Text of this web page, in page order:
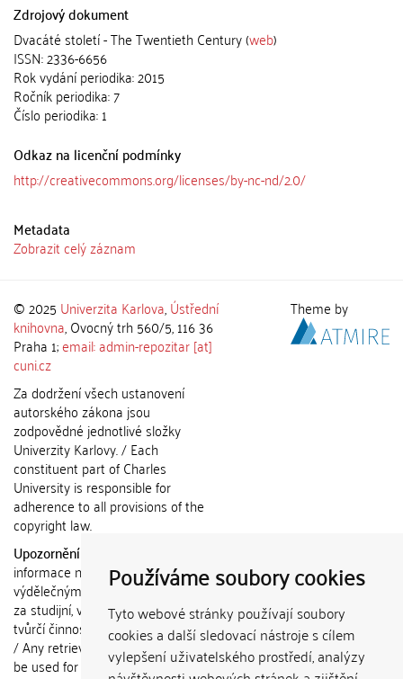
Používáme soubory cookies
Tyto webové stránky používají soubory
cookies a další sledovací nástroje s cílem
vylepšení uživatelského prostředí, analýzy
Zdrojový dokument
Dvacáté století - The Twentieth Century (web)
ISSN: 2336-6656
Rok vydání periodika: 2015
Ročník periodika: 7
Číslo periodika: 1
Odkaz na licenční podmínky
http://creativecommons.org/licenses/by-nc-nd/2.0/
Metadata
Zobrazit celý záznam
© 2025 Univerzita Karlova,Ústřední
knihovna, Ovocný trh 560/5, 116 36
Praha 1;email: admin-repozitar [at]
cuni.cz
Za dodržení všech ustanovení
autorského zákona jsou
zodpovědné jednotlivé složky
Univerzity Karlovy. / Each
constituent part of Charles
University is responsible for
adherence to all provisions of the
copyright law.
Upozornění / Notice:
informace nemohou být použity k
výdělečným účelům nebo vydávány
za studijní, vědeckou nebo jinou
tvůrčí činnost jiné osoby než autora.
/ Any retrieved information shall not
be used for any commercial
Theme by